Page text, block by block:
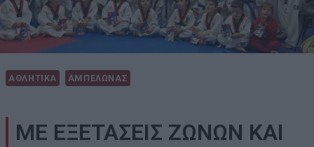
ΑΘΛΗΤΙΚΑ ΑΜΠΕΛΩΝΑΣ
ΜΕ ΕΞΕΤΑΣΕΙΣ ΖΩΝΩΝ ΚΑΙ